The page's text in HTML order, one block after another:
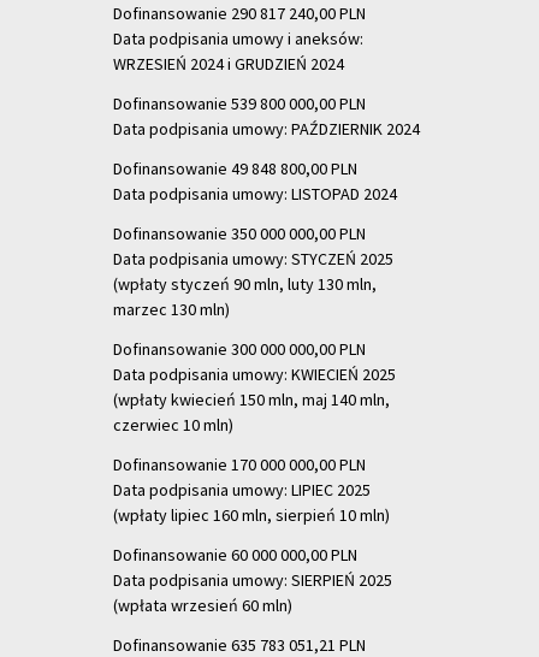
Dofinansowanie 290 817 240,00 PLN
Data podpisania umowy i aneksów:
WRZESIEŃ 2024 i GRUDZIEŃ 2024
Dofinansowanie 539 800 000,00 PLN
Data podpisania umowy: PAŹDZIERNIK 2024
Dofinansowanie 49 848 800,00 PLN
Data podpisania umowy: LISTOPAD 2024
Dofinansowanie 350 000 000,00 PLN
Data podpisania umowy: STYCZEŃ 2025
(wpłaty styczeń 90 mln, luty 130 mln,
marzec 130 mln)
Dofinansowanie 300 000 000,00 PLN
Data podpisania umowy: KWIECIEŃ 2025
(wpłaty kwiecień 150 mln, maj 140 mln,
czerwiec 10 mln)
Dofinansowanie 170 000 000,00 PLN
Data podpisania umowy: LIPIEC 2025
(wpłaty lipiec 160 mln, sierpień 10 mln)
Dofinansowanie 60 000 000,00 PLN
Data podpisania umowy: SIERPIEŃ 2025
(wpłata wrzesień 60 mln)
Dofinansowanie 635 783 051,21 PLN